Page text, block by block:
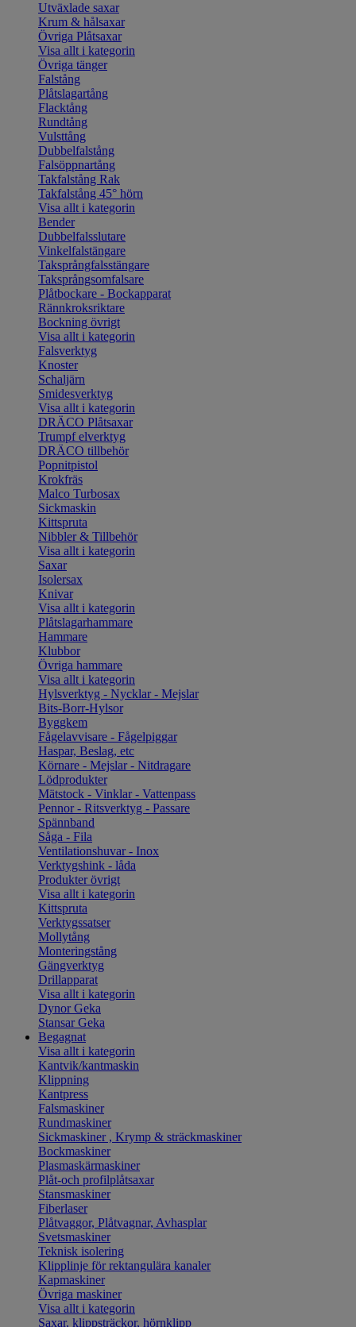
Utväxlade saxar
Krum & hålsaxar
Övriga Plåtsaxar
Visa allt i kategorin
Övriga tänger
Falstång
Plåtslagartång
Flacktång
Rundtång
Vulsttång
Dubbelfalstång
Falsöppnartång
Takfalstång Rak
Takfalstång 45° hörn
Visa allt i kategorin
Bender
Dubbelfalsslutare
Vinkelfalstängare
Taksprångfalsstängare
Taksprångsomfalsare
Plåtbockare - Bockapparat
Rännkroksriktare
Bockning övrigt
Visa allt i kategorin
Falsverktyg
Knoster
Schaljärn
Smidesverktyg
Visa allt i kategorin
DRÄCO Plåtsaxar
Trumpf elverktyg
DRÄCO tillbehör
Popnitpistol
Krokfräs
Malco Turbosax
Sickmaskin
Kittspruta
Nibbler & Tillbehör
Visa allt i kategorin
Saxar
Isolersax
Knivar
Visa allt i kategorin
Plåtslagarhammare
Hammare
Klubbor
Övriga hammare
Visa allt i kategorin
Hylsverktyg - Nycklar - Mejslar
Bits-Borr-Hylsor
Byggkem
Fågelavvisare - Fågelpiggar
Haspar, Beslag, etc
Körnare - Mejslar - Nitdragare
Lödprodukter
Mätstock - Vinklar - Vattenpass
Pennor - Ritsverktyg - Passare
Spännband
Såga - Fila
Ventilationshuvar - Inox
Verktygshink - låda
Produkter övrigt
Visa allt i kategorin
Kittspruta
Verktygssatser
Mollytång
Monteringstång
Gängverktyg
Drillapparat
Visa allt i kategorin
Dynor Geka
Stansar Geka
Begagnat
Visa allt i kategorin
Kantvik/kantmaskin
Klippning
Kantpress
Falsmaskiner
Rundmaskiner
Sickmaskiner , Krymp & sträckmaskiner
Bockmaskiner
Plasmaskärmaskiner
Plåt-och profilplåtsaxar
Stansmaskiner
Fiberlaser
Plåtvaggor, Plåtvagnar, Avhasplar
Svetsmaskiner
Teknisk isolering
Klipplinje för rektangulära kanaler
Kapmaskiner
Övriga maskiner
Visa allt i kategorin
Saxar, klippsträckor, hörnklipp